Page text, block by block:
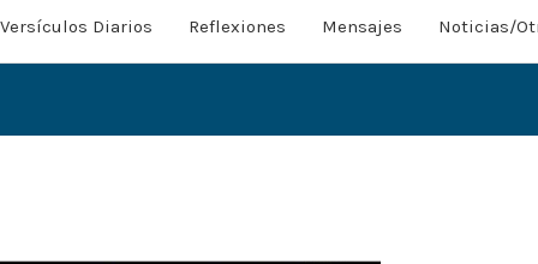
Versículos Diarios Reflexiones Mensajes Noticias/